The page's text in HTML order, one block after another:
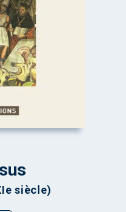
siècle)